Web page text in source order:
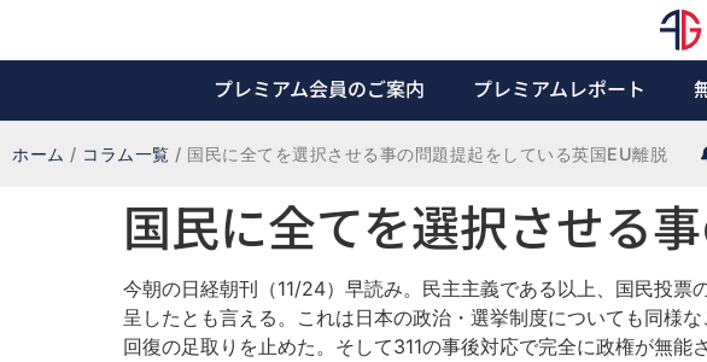
プレミアム会員のご案内 プレミアムレポート
ホーム / コラム一覧 / 国民に全てを選択させる事の問題提起をしている英国EU離脱
国民に全てを選択させる
今朝の日経朝刊（11/24）早読み。民主主義である以上、国民投
呈したとも言える。これは日本の政治・選挙制度についても同様
回復の足取りを止めた。そして311の事後対応で完全に政権が無